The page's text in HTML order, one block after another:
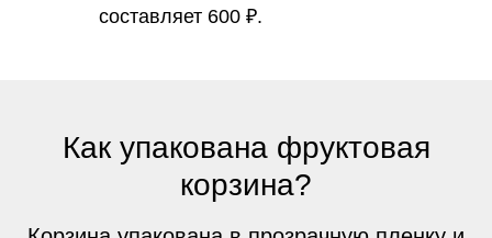
составляет 600 ₽.
Как упакована фруктовая
корзина?